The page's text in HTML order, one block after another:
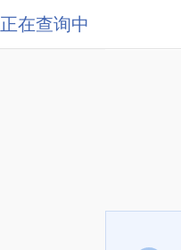
正在查询中